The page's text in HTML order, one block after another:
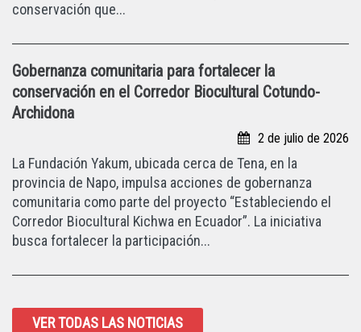
conservación que...
Gobernanza comunitaria para fortalecer la
conservación en el Corredor Biocultural Cotundo-
Archidona
2 de julio de 2026
La Fundación Yakum, ubicada cerca de Tena, en la
provincia de Napo, impulsa acciones de gobernanza
comunitaria como parte del proyecto “Estableciendo el
Corredor Biocultural Kichwa en Ecuador”. La iniciativa
busca fortalecer la participación...
VER TODAS LAS NOTICIAS